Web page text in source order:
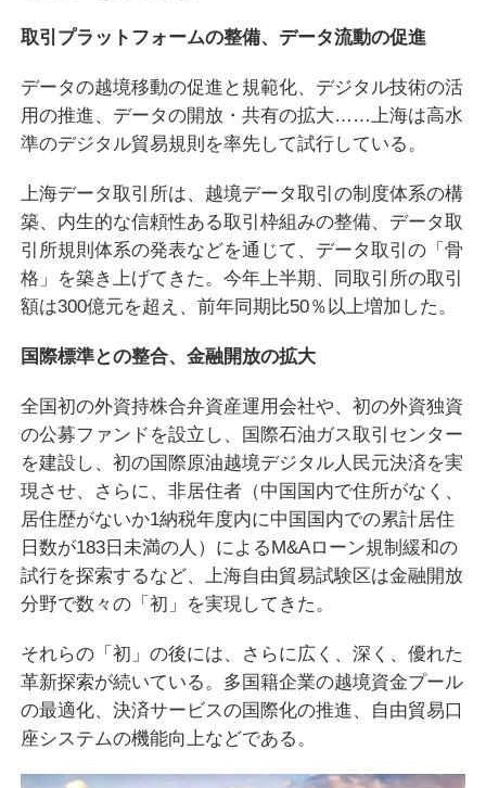
取引プラットフォームの整備、データ流動の促進
データの越境移動の促進と規範化、デジタル技術の活
用の推進、データの開放・共有の拡大……上海は高水
準のデジタル貿易規則を率先して試行している。
上海データ取引所は、越境データ取引の制度体系の構
築、内生的な信頼性ある取引枠組みの整備、データ取
引所規則体系の発表などを通じて、データ取引の「骨
格」を築き上げてきた。今年上半期、同取引所の取引
額は300億元を超え、前年同期比50％以上増加した。
国際標準との整合、金融開放の拡大
全国初の外資持株合弁資産運用会社や、初の外資独資
の公募ファンドを設立し、国際石油ガス取引センター
を建設し、初の国際原油越境デジタル人民元決済を実
現させ、さらに、非居住者（中国国内で住所がなく、
居住歴がないか1納税年度内に中国国内での累計居住
日数が183日未満の人）によるM&Aローン規制緩和の
試行を探索するなど、上海自由貿易試験区は金融開放
分野で数々の「初」を実現してきた。
それらの「初」の後には、さらに広く、深く、優れた
革新探索が続いている。多国籍企業の越境資金プール
の最適化、決済サービスの国際化の推進、自由貿易口
座システムの機能向上などである。